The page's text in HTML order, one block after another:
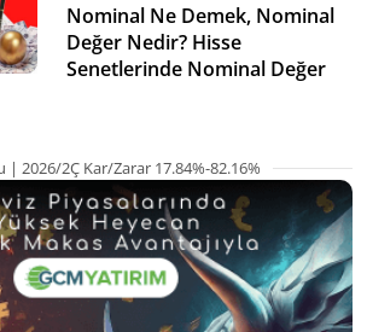
Nominal Ne Demek, Nominal
Değer Nedir? Hisse
Senetlerinde Nominal Değer
| 2026/2Ç Kar/Zarar 17.84%-82.16%